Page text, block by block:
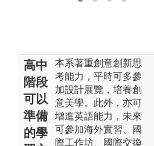
高中
階段
可以
準備
的學
本系著重創意創新思
考能力，平時可多參
加設計展覽，培養創
意美學。此外，亦可
增進英語能力，未來
可參加海外實習、國
際工作坊、國際交換